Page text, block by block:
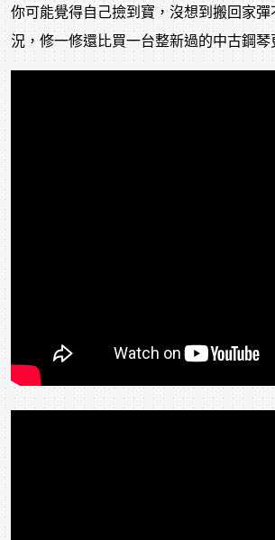
你可能覺得自己撿到寶，沒想到搬回家
況，修一修還比買一台整新過的中古鋼琴